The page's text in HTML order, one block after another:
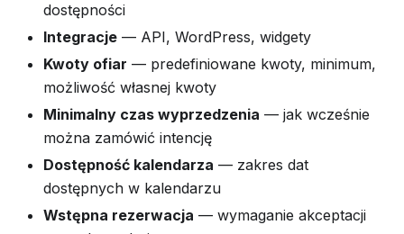
dostępności
Integracje — API, WordPress, widgety
Kwoty ofiar — predefiniowane kwoty, minimum,
możliwość własnej kwoty
Minimalny czas wyprzedzenia — jak wcześnie
można zamówić intencję
Dostępność kalendarza — zakres dat
dostępnych w kalendarzu
Wstępna rezerwacja — wymaganie akceptacji